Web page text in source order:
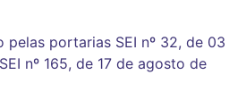
pelas portarias SEI nº 32, de 03
nº 165, de 17 de agosto de